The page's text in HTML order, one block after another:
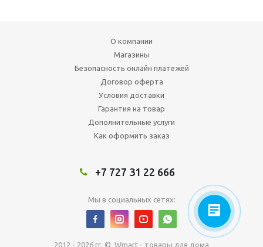
О компании
Магазины
Безопасность онлайн платежей
Договор оферта
Условия доставки
Гарантия на товар
Дополнительные услуги
Как оформить заказ
+7 727 31 22 666
Мы в социальных сетях:
2012 - 2026 гг. © Wmart - товары для дома